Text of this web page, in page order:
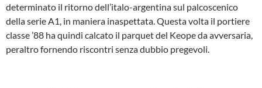
determinato il ritorno dell’italo-argentina sul palcoscenico
della serie A1, in maniera inaspettata. Questa volta il portiere
classe ’88 ha quindi calcato il parquet del Keope da avversaria,
peraltro fornendo riscontri senza dubbio pregevoli.